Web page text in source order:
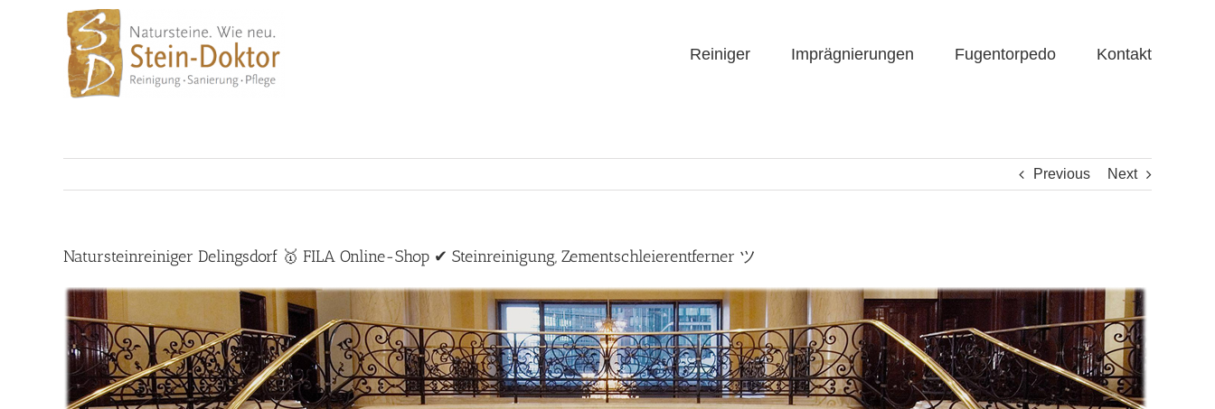
Reiniger Imprägnierungen Fugentorpedo Kontakt
Previous Next
Natursteinreiniger Delingsdorf 🥇 FILA Online-Shop ✔ Steinreinigung, Zementschleierentferner ツ